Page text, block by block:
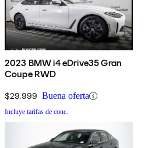
2023 BMW i4 eDrive35 Gran
Coupe RWD
$29,999 Buena oferta
Incluye tarifas de conc.